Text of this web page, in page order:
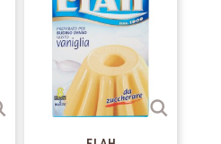
A.
bene